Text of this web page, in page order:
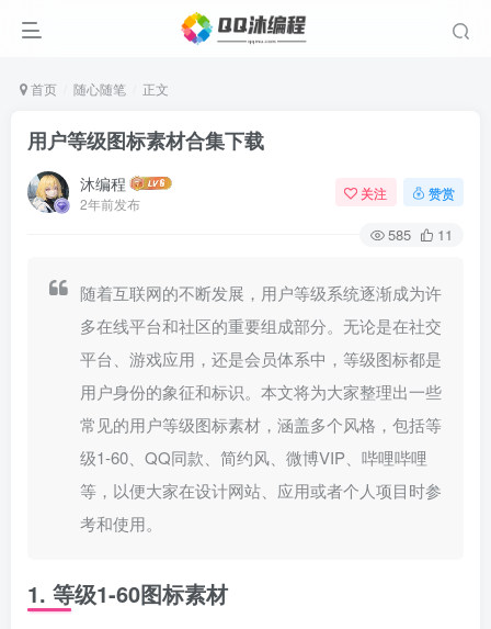
首页 随心随笔 正文
用户等级图标素材合集下载
沐编程
2年前发布
关注 赞赏
585 11
随着互联网的不断发展，用户等级系统逐渐成为许
多在线平台和社区的重要组成部分。无论是在社交
平台、游戏应用，还是会员体系中，等级图标都是
用户身份的象征和标识。本文将为大家整理出一些
常见的用户等级图标素材，涵盖多个风格，包括等
级1-60、QQ同款、简约风、微博VIP、哔哩哔哩
等，以便大家在设计网站、应用或者个人项目时参
考和使用。
1. 等级1-60图标素材